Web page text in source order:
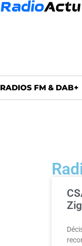
RADIOS FM & DAB+